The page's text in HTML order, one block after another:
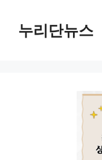
누리단뉴스